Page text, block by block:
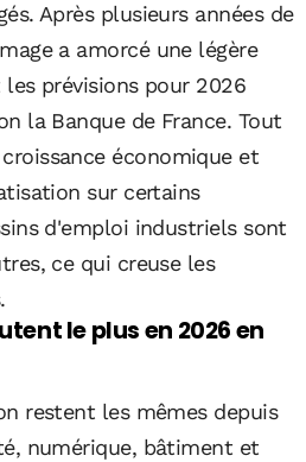
Après plusieurs années de
a amorcé une légère
prévisions pour 2026
la Banque de France. Tout
économique et
sur certains
d'emploi industriels sont
ce qui creuse les
le plus en 2026 en
restent les mêmes depuis
numérique, bâtiment et